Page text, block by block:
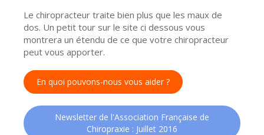
Le chiropracteur traite bien plus que les maux de
dos. Un petit tour sur le site ci dessous vous
montrera un étendu de ce que votre chiropracteur
peut vous apporter.
En quoi pouvons-nous vous aider ?
Newsletter de l'Association Française de
Chiropraxie : Juillet 2016